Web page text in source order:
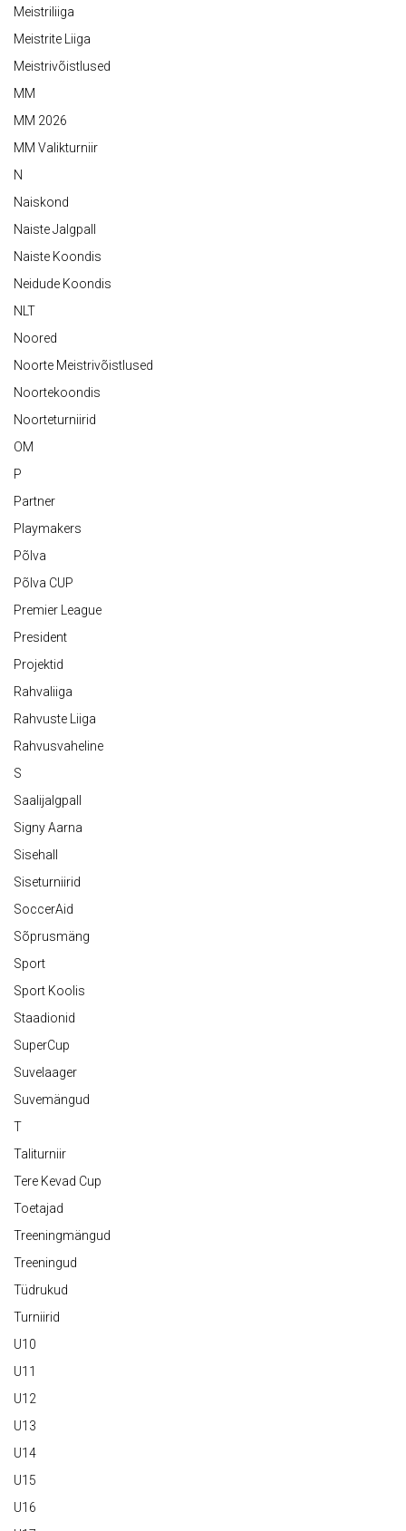
Meistriliiga
Meistrite Liiga
Meistrivõistlused
MM
MM 2026
MM Valikturniir
N
Naiskond
Naiste Jalgpall
Naiste Koondis
Neidude Koondis
NLT
Noored
Noorte Meistrivõistlused
Noortekoondis
Noorteturniirid
OM
P
Partner
Playmakers
Põlva
Põlva CUP
Premier League
President
Projektid
Rahvaliiga
Rahvuste Liiga
Rahvusvaheline
S
Saalijalgpall
Signy Aarna
Sisehall
Siseturniirid
SoccerAid
Sõprusmäng
Sport
Sport Koolis
Staadionid
SuperCup
Suvelaager
Suvemängud
T
Taliturniir
Tere Kevad Cup
Toetajad
Treeningmängud
Treeningud
Tüdrukud
Turniirid
U10
U11
U12
U13
U14
U15
U16